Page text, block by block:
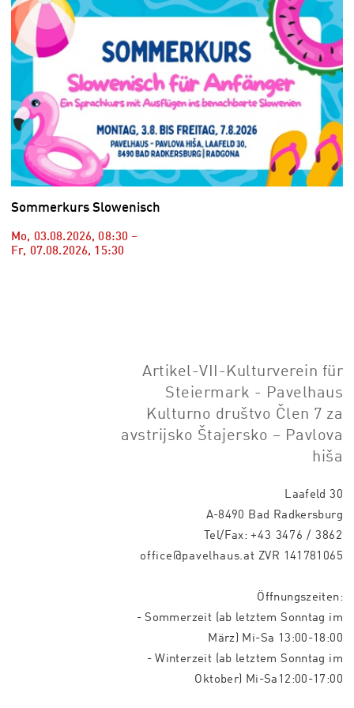
Sommerkurs Slowenisch
Mo, 03.08.2026, 08:30 –
Fr, 07.08.2026, 15:30
Artikel-VII-Kulturverein für
Steiermark - Pavelhaus
Kulturno društvo Člen 7 za
avstrijsko Štajersko – Pavlova
hiša
Laafeld 30
A-8490 Bad Radkersburg
Tel/Fax:+43 3476 / 3862
office@pavelhaus.at ZVR 141781065
Öffnungszeiten:
- Sommerzeit (ab letztem Sonntag im
März) Mi-Sa 13:00-18:00
- Winterzeit (ab letztem Sonntag im
Oktober) Mi-Sa12:00-17:00